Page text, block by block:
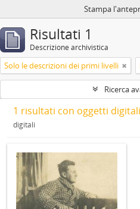
Stampa
Risultati 1
Descrizione archivistica
Solo le descrizioni dei primi livelli
Ricerca
1 risultati con oggetti digitali
digitali